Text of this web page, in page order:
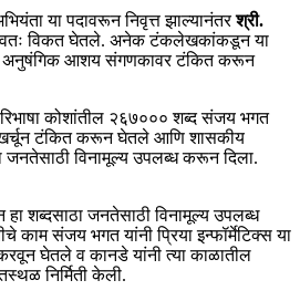
या पदावरून निवृत्त झाल्यानंतरश्री.
विकत घेतले. अनेक टंकलेखकांकडून या
व अनुषंगिक आशय संगणकावर टंकित करून
कोशांतील २६७००० शब्द संजय भगत
टंकित करून घेतले आणि शासकीय
जनतेसाठी विनामूल्य उपलब्ध करून दिला.
शब्दसाठा जनतेसाठी विनामूल्य उपलब्ध
काम संजय भगत यांनी प्रिया इन्फॉर्मेटिक्स या
घेतले व कानडे यांनी त्या काळातील
निर्मिती केली.